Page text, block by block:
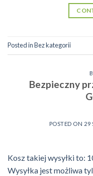
Posted inBez kategorii
Bezpieczny
POSTED ON 29
Kosz takiej wysyłki to:
Wysyłka jest możliwa